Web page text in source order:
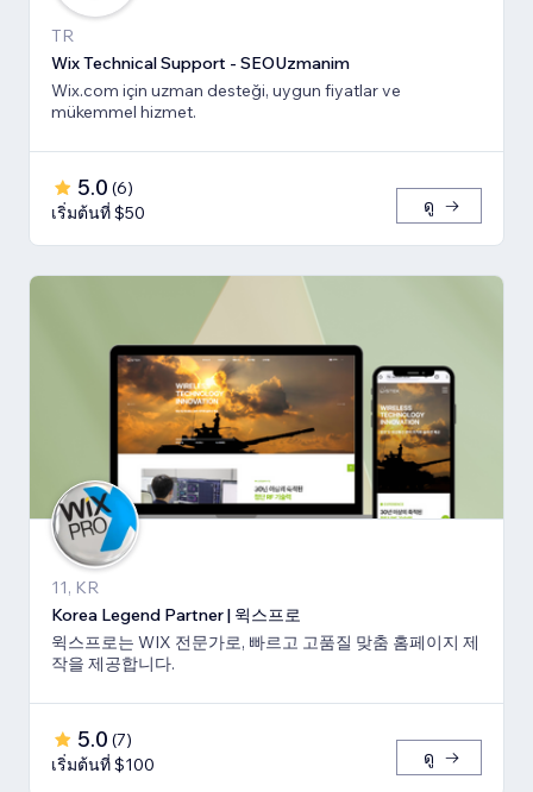
TR
Wix Technical Support - SEOUzmanim
Wix.com için uzman desteği, uygun fiyatlar ve
mükemmel hizmet.
5.0 (6)
เริ่มต้นที่ $50
ดู
11, KR
Korea Legend Partner | 윅스프로
윅스프로는 WIX 전문가로, 빠르고 고품질 맞춤 홈페이지 제
작을 제공합니다.
5.0 (7)
เริ่มต้นที่ $100
ดู